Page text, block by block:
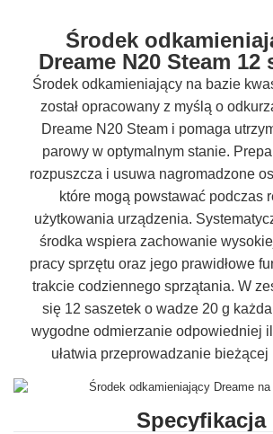
Środek
Dreame N20 Steam 12
Środek odkamieniający na bazie
został opracowany z myślą o
Dreame N20 Steam i pomaga
parowy w optymalnym stanie.
rozpuszcza i usuwa nagromadzone
które mogą powstawać podczas
użytkowania urządzenia.
środka wspiera zachowanie
pracy sprzętu oraz jego prawidłowe
trakcie codziennego sprzątania. W
się 12 saszetek o wadze 20 g
wygodne odmierzanie odpowiedniej
ułatwia przeprowadzanie
Specyfikacja